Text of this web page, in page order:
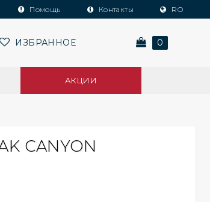
Помощь Контакты RO
ИЗБРАННОЕ 0
АКЦИИ
CANYON